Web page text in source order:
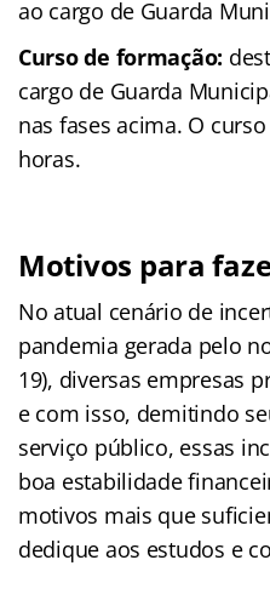
ao cargo de Guarda
Curso de formação:
cargo de Guarda
nas fases acima. O
horas.
Motivos para
No atual cenário de
pandemia gerada pelo
19), diversas empresas
e com isso, demitindo
serviço público, essas
boa estabilidade
motivos mais que
dedique aos estudos e